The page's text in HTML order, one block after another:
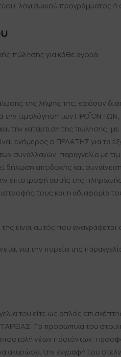
λογισμικού προγράμματος
πώλησης για κάθε αγορά.
της λήψης της, εφόσον
τιμολόγηση των ΠΡΟΪΌΝΤΩΝ,
την κατάρτιση της πώλησης,
ενήμερος ο ΠΕΛΑΤΗΣ για τα
συναλλαγών, παραγγελία με
δήλωση αποδοχής και
επιστροφή αυτής της
τους και η αδιαφορία
είναι αυτός που αναγράφεται
για την πορεία της
του είτε ως απλός
Τα προσωπικά του
αποστολή νέων προϊόντων,
ακυρώσει την εγγραφή του